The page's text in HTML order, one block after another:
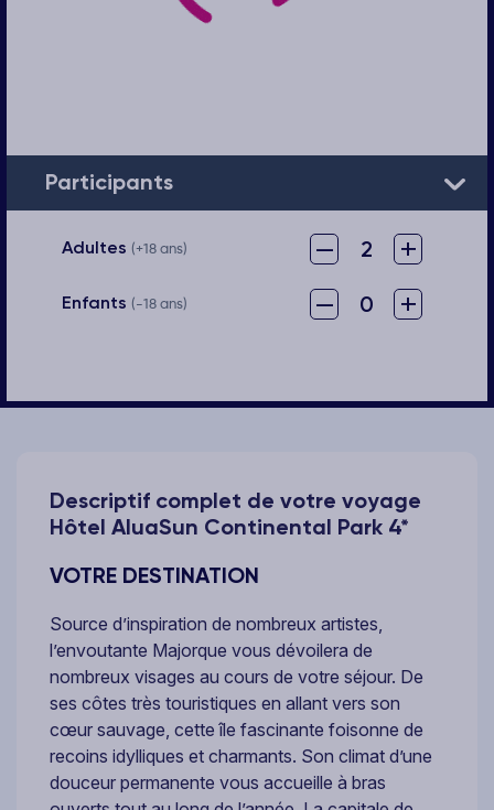
Participants
Adultes (+18 ans) – 2 +
Enfants (-18 ans) – 0 +
Descriptif complet de votre voyage
Hôtel AluaSun Continental Park 4*
VOTRE DESTINATION
Source d’inspiration de nombreux artistes,
l’envoutante Majorque vous dévoilera de
nombreux visages au cours de votre séjour. De
ses côtes très touristiques en allant vers son
cœur sauvage, cette île fascinante foisonne de
recoins idylliques et charmants. Son climat d’une
douceur permanente vous accueille à bras